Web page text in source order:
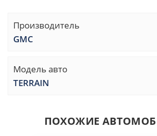
Производитель
GMC
Модель авто
TERRAIN
ПОХОЖИЕ